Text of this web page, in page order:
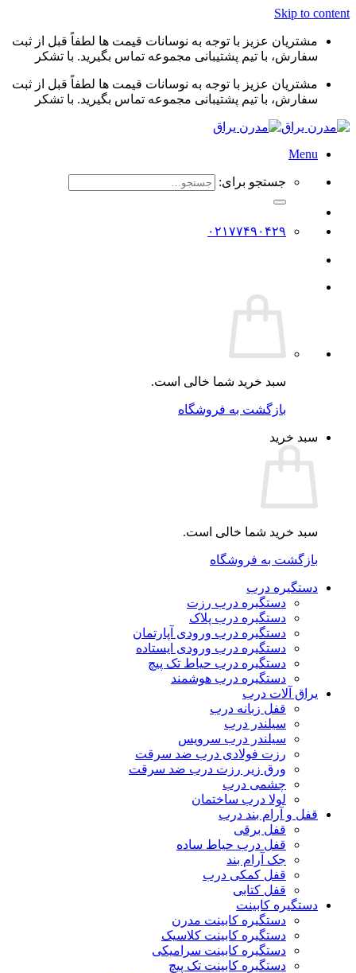
Skip to content
مشتریان عزیز با توجه به نوسانات قیمت ها لطفاً قبل از ثبت
سفارش، با تیم پشتیبانی مجموعه تماس بگیرید. با تشکر
مشتریان عزیز با توجه به نوسانات قیمت ها لطفاً قبل از ثبت
سفارش، با تیم پشتیبانی مجموعه تماس بگیرید. با تشکر
Menu
جستجو برای:
۰۲۱۷۷۴۹۰۴۲۹
سبد خرید شما خالی است.
بازگشت به فروشگاه
سبد خرید
سبد خرید شما خالی است.
بازگشت به فروشگاه
دستگیره درب
دستگیره درب رزت
دستگیره درب پلاک
دستگیره درب ورودی آپارتمان
دستگیره درب ورودی ایستاده
دستگیره درب حیاط تک پیچ
دستگیره درب هوشمند
یراق آلات درب
قفل زبانه درب
سیلندر درب
سیلندر درب سرویس
رزت فولادی درب ضد سرقت
ورق زیر رزت درب ضد سرقت
چشمی درب
لولا درب ساختمان
قفل و آرام بند درب
قفل برقی
قفل درب حیاط ساده
جک آرام بند
قفل کمکی درب
قفل کتابی
دستگیره کابینت
دستگیره کابینت مدرن
دستگیره کابینت کلاسیک
دستگیره کابینت سرامیکی
دستگیره کابینت تک پیچ